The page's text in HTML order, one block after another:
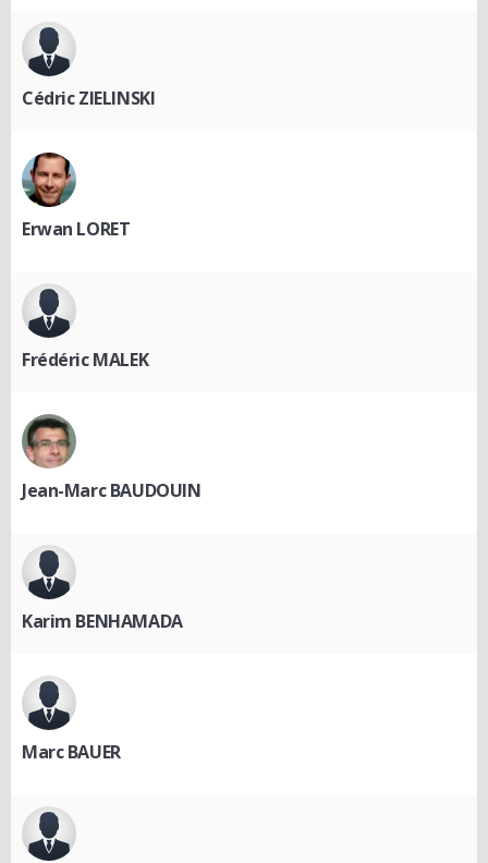
Cédric ZIELINSKI
Erwan LORET
Frédéric MALEK
Jean-Marc BAUDOUIN
Karim BENHAMADA
Marc BAUER